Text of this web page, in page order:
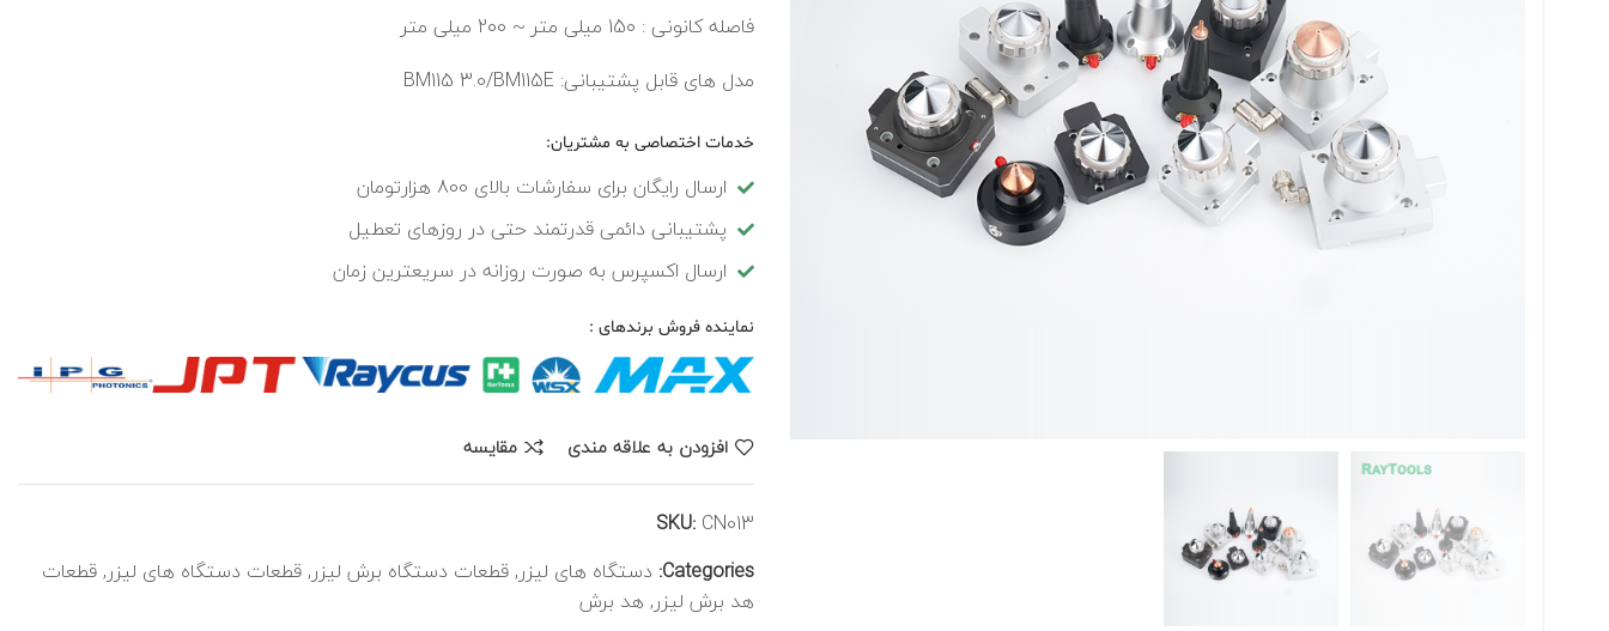
فاصله کانونی : 150 میلی متر ~ 200 میلی متر
مدل های قابل پشتیبانی: BM115 3.0/BM115E
خدمات اختصاصی به مشتریان:
ارسال رایگان برای سفارشات بالای 800 هزارتومان
پشتیبانی دائمی قدرتمند حتی در روزهای تعطیل
ارسال اکسپرس به صورت روزانه در سریعترین زمان
نماینده فروش برندهای :
افزودن به علاقه مندی مقایسه
SKU: CN013
Categories: دستگاه های لیزر,قطعات دستگاه برش لیزر,قطعات دستگاه های لیزر,قطعات
هد برش لیزر, هد برش